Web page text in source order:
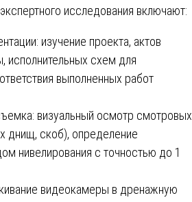
исследования включают:
изучение проекта, актов
исполнительных схем для
выполненных работ
визуальный осмотр смотровых
днищ, скоб), определение
нивелирования с точностью до 1
видеокамеры в дренажную